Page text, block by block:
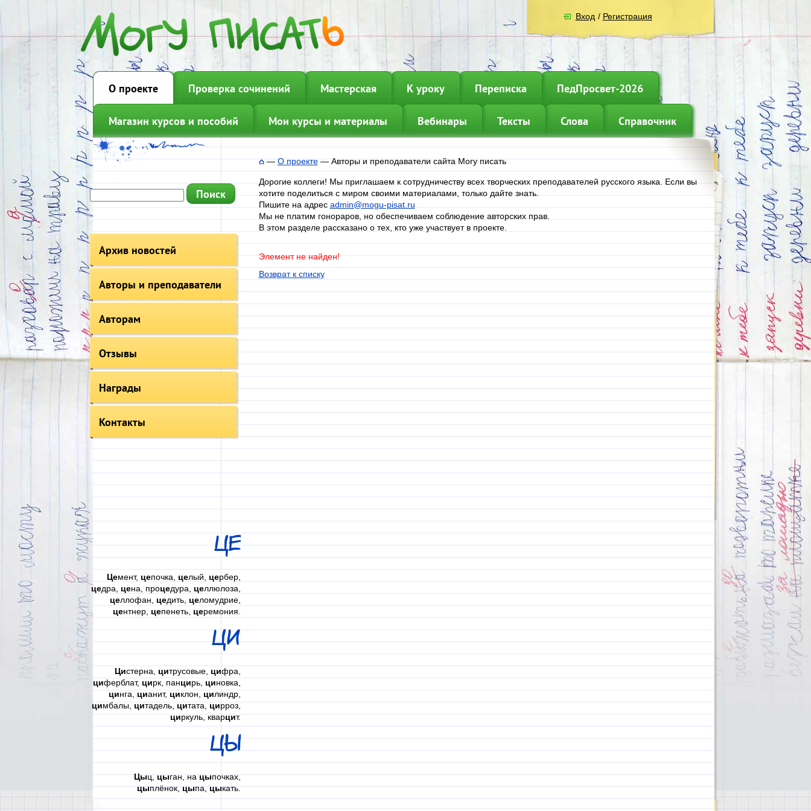
Вход / Регистрация
О проекте Проверка сочинений Мастерская К уроку Переписка ПедПросвет-2026
Магазин курсов и пособий Мои курсы и материалы Вебинары Тексты Слова Справочник
Архив новостей
Авторы и преподаватели
Авторам
Отзывы
Награды
Контакты
ЦЕ
Цемент, цепочка, целый, цербер,
цедра, цена, процедура, целлюлоза,
целлофан, цедить, целомудрие,
центнер, цепенеть, церемония.
ЦИ
Цистерна, цитрусовые, цифра,
циферблат, цирк, панцирь, циновка,
цинга, цианит, циклон, цилиндр,
цимбалы,цитадель,цитата,цирроз,
циркуль, кварцит.
ЦЫ
Цыц,цыган, нацыпочках,
цыплёнок,цыпа,цыкать.
—О проекте—Авторы и преподаватели сайта Могу писать
Дорогие коллеги! Мы приглашаем к сотрудничеству всех творческих преподавателей русского языка. Если вы
хотите поделиться с миром своими материалами, только дайте знать.
Пишите на адрес admin@mogu-pisat.ru
Мы не платим гонораров, но обеспечиваем соблюдение авторских прав.
В этом разделе рассказано о тех, кто уже участвует в проекте.
Элемент не найден!
Возврат к списку